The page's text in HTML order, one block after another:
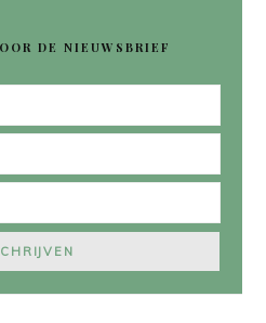
DE NIEUWSBRIEF